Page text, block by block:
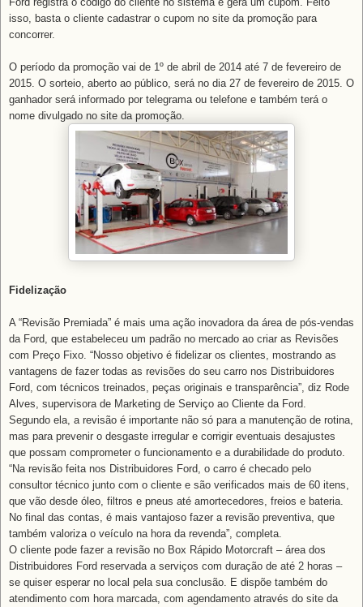
isso, basta o cliente cadastrar o cupom no site da promoção para
concorrer.
O período da promoção vai de 1º de abril de 2014 até 7 de fevereiro de
2015. O sorteio, aberto ao público, será no dia 27 de fevereiro de 2015. O
ganhador será informado por telegrama ou telefone e também terá o
nome divulgado no site da promoção.
Fidelização
A “Revisão Premiada” é mais uma ação inovadora da área de pós-vendas
da Ford, que estabeleceu um padrão no mercado ao criar as Revisões
com Preço Fixo. “Nosso objetivo é fidelizar os clientes, mostrando as
vantagens de fazer todas as revisões do seu carro nos Distribuidores
Ford, com técnicos treinados, peças originais e transparência”, diz Rode
Alves, supervisora de Marketing de Serviço ao Cliente da Ford.
Segundo ela, a revisão é importante não só para a manutenção de rotina,
mas para prevenir o desgaste irregular e corrigir eventuais desajustes
que possam comprometer o funcionamento e a durabilidade do produto.
“Na revisão feita nos Distribuidores Ford, o carro é checado pelo
consultor técnico junto com o cliente e são verificados mais de 60 itens,
que vão desde óleo, filtros e pneus até amortecedores, freios e bateria.
No final das contas, é mais vantajoso fazer a revisão preventiva, que
também valoriza o veículo na hora da revenda”, completa.
O cliente pode fazer a revisão no Box Rápido Motorcraft – área dos
Distribuidores Ford reservada a serviços com duração de até 2 horas –
se quiser esperar no local pela sua conclusão. E dispõe também do
atendimento com hora marcada, com agendamento através do site da